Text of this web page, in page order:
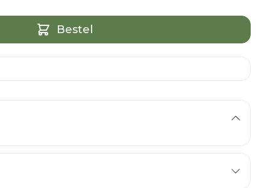
Bestel